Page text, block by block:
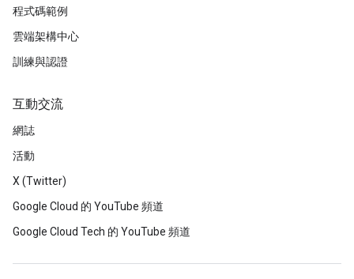
程式碼範例
雲端架構中心
訓練與認證
互動交流
網誌
活動
X (Twitter)
Google Cloud 的 YouTube 頻道
Google Cloud Tech 的 YouTube 頻道